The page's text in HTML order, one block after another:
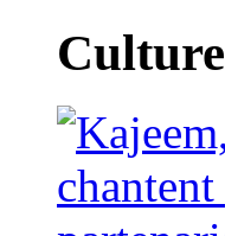
Culture